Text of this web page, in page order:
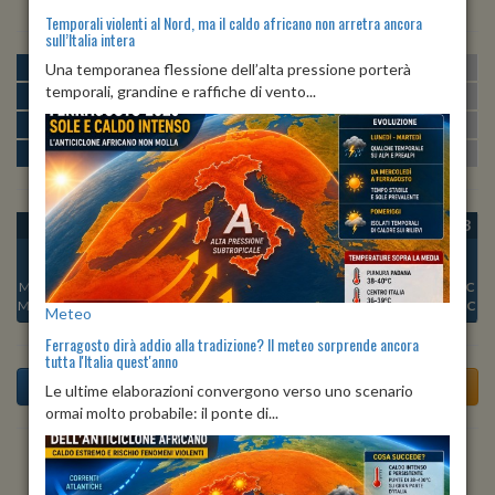
MATTINA min:19º max:25º U:
POMERIGGIO min:26º max:27º
SERA min:22º max:27º U:67% 81%
NOTTE min: 19º max:21º U:70%
OGGI
Min:
21°C
Max:23°C
SAB 08
Min:
Max:25°C
DOM 09
Min:21°C
Max:26°C
LUN 10
Min:
21°C
Max:25°C
MAR 11
Max:27°C
MER 12
Min:22°C
Max:28°C
GIO 13
21°C
Max:26°C
Previsioni del Tempo a Terelle tra 4 giorni
Temporali violenti al Nord, ma il caldo africano non arretra ancora
sull’Italia intera
Una temporanea flessione dell’alta pressione porterà
temporali, grandine e raffiche di vento...
Meteo
Ferragosto dirà addio alla tradizione? Il meteo sorprende ancora
tutta l'Italia quest'anno
Le ultime elaborazioni convergono verso uno scenario
ormai molto probabile: il ponte di...